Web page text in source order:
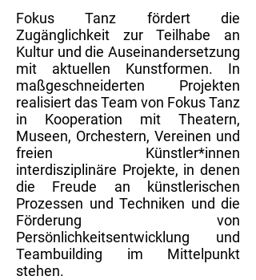
Fokus Tanz fördert die
Zugänglichkeit zur Teilhabe an
Kultur und die Auseinandersetzung
mit aktuellen Kunstformen. In
maßgeschneiderten Projekten
realisiert das Team von Fokus Tanz
in Kooperation mit Theatern,
Museen, Orchestern, Vereinen und
freien Künstler*innen
interdisziplinäre Projekte, in denen
die Freude an künstlerischen
Prozessen und Techniken und die
Förderung von
Persönlichkeitsentwicklung und
Teambuilding im Mittelpunkt
stehen.